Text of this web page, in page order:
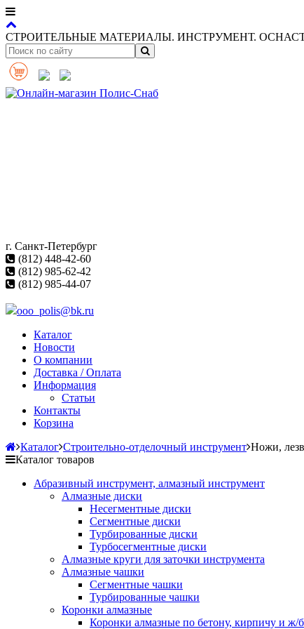
СТРОИТЕЛЬНЫЕ МАТЕРИАЛЫ. ИНСТРУМЕНТ.
г. Санкт-Петербург
(812) 448-42-60
(812) 985-62-42
(812) 985-44-07
ooo_polis@bk.ru
Каталог
Новости
О компании
Доставка / Оплата
Информация
Статьи
Контакты
Корзина
Каталог Строительно-отделочный инструмент Ножи,
Каталог товаров
Абразивный инструмент, алмазный инструмент
Алмазные диски
Несегментные диски
Сегментные диски
Турбированные диски
Турбосегментные диски
Алмазные круги для заточки инструмента
Алмазные чашки
Сегментные чашки
Турбированные чашки
Коронки алмазные
Коронки алмазные по бетону, кирпичу и ж/б